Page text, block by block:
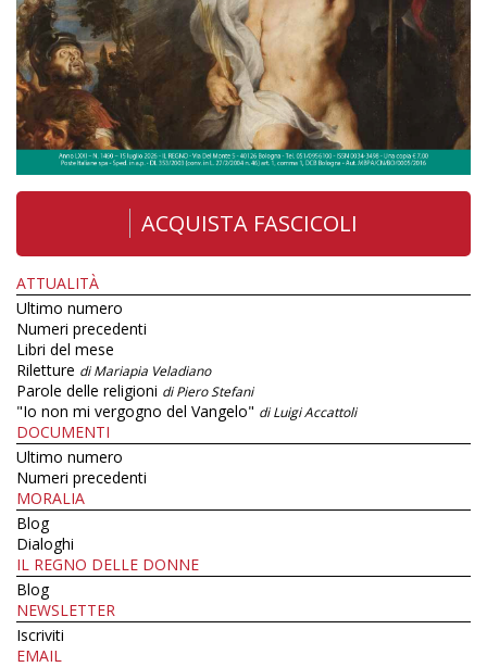
ACQUISTA FASCICOLI
ATTUALITÀ
Ultimo numero
Numeri precedenti
Libri del mese
Riletture di Mariapia Veladiano
Parole delle religioni di Piero Stefani
"Io non mi vergogno del Vangelo" di Luigi Accattoli
DOCUMENTI
Ultimo numero
Numeri precedenti
MORALIA
Blog
Dialoghi
IL REGNO DELLE DONNE
Blog
NEWSLETTER
Iscriviti
EMAIL